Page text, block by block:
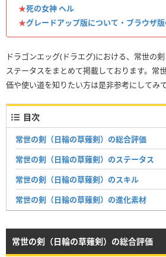
★死の女神 ヘル
★グレードアップ版について・ブラウザ
ドラゴンエッグ(ドラエグ)における、常世の
ステータスをまとめて掲載しております。常
価や使い道を知りたい方は是非参考にしてみ
目次
常世の剣（日輪の草薙剣）の総合評価
常世の剣（日輪の草薙剣）のステータス
常世の剣（日輪の草薙剣）のスキル
常世の剣（日輪の草薙剣）の進化素材
常世の剣（日輪の草薙剣）の総合評価